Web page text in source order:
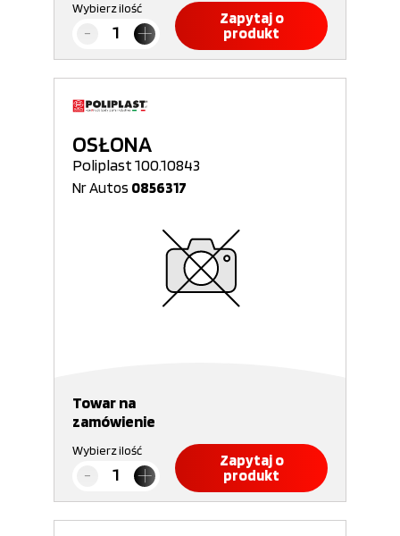
Wybierz ilość
Zapytaj o
produkt
OSŁONA
Poliplast 100.10843
Nr Autos 0856317
Towar na
zamówienie
Wybierz ilość
Zapytaj o
produkt